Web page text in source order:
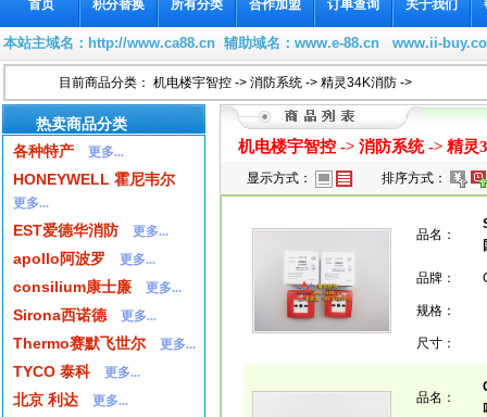
首页 积分替换 所有分类 合作加盟 订单查询 关于我们
本站主域名： http://www.ca88.cn 辅助域名： www.e-88.cn www.ii-
目前商品分类： 机电楼宇智控 -> 消防系统 -> 精灵34K消防 ->
热卖商品分类
各种特产
更多...
HONEYWELL 霍尼韦尔
更多...
EST爱德华消防 更多...
apollo阿波罗 更多...
consilium康士廉 更多...
Sirona西诺德 更多...
Thermo赛默飞世尔 更多...
TYCO 泰科 更多...
北京 利达 更多...
机电楼宇智控 -> 消防系统-> 精灵
显示方式： 排序方式：
品名：
品牌：
规格：
尺寸：
品名：